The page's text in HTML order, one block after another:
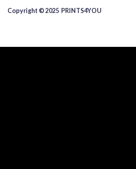
Copyright © 2025 ​PRINTS4YOU